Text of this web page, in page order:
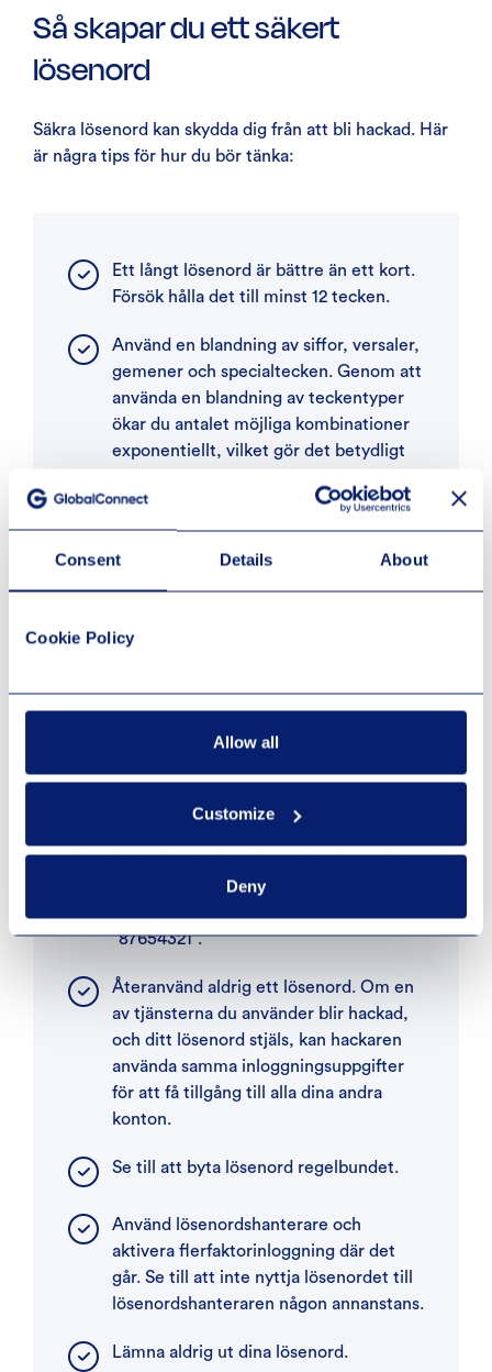
Consent Details About
Cookie Policy
Allow all
Customize
Deny
Så skapar du ett säkert
lösenord
Säkra lösenord kan skydda dig från att bli hackad. Här
är några tips för hur du bör tänka:
Ett långt lösenord är bättre än ett kort.
Försök hålla det till minst 12 tecken.
Använd en blandning av siffor, versaler,
gemener och specialtecken. Genom att
använda en blandning av teckentyper
ökar du antalet möjliga kombinationer
exponentiellt, vilket gör det betydligt
Undvik ord eller siffror som kan kopplas
till dig som person eller någon
Ett säkert lösenord ska inte baseras på
Undvik enkla ord, vanliga fraser eller
använder ibland så kallade
ordboksattacker där de testar tusentals
Använd inte sekvenser av bokstäver
“87654321”.
Återanvänd aldrig ett lösenord. Om en
av tjänsterna du använder blir hackad,
och ditt lösenord stjäls, kan hackaren
använda samma inloggningsuppgifter
för att få tillgång till alla dina andra
konton.
Se till att byta lösenord regelbundet.
Använd lösenordshanterare och
aktivera flerfaktorinloggning där det
går. Se till att inte nyttja lösenordet till
lösenordshanteraren någon annanstans.
Lämna aldrig ut dina lösenord.